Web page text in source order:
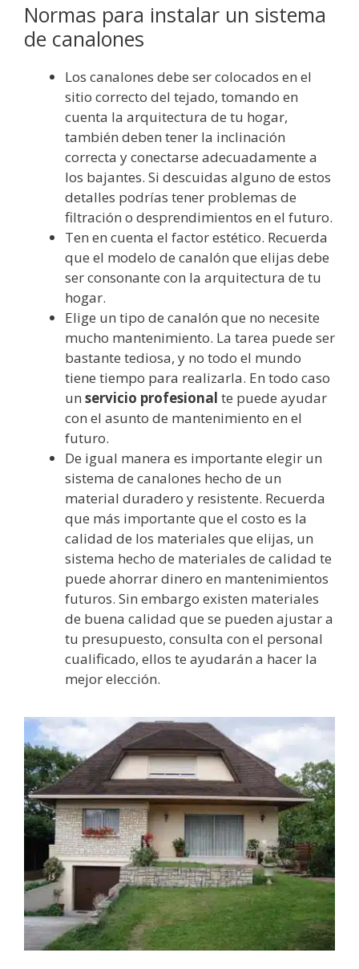
Normas para instalar un sistema
de canalones
Los canalones debe ser colocados en el
sitio correcto del tejado, tomando en
cuenta la arquitectura de tu hogar,
también deben tener la inclinación
correcta y conectarse adecuadamente a
los bajantes. Si descuidas alguno de estos
detalles podrías tener problemas de
filtración o desprendimientos en el futuro.
Ten en cuenta el factor estético. Recuerda
que el modelo de canalón que elijas debe
ser consonante con la arquitectura de tu
hogar.
Elige un tipo de canalón que no necesite
mucho mantenimiento. La tarea puede ser
bastante tediosa, y no todo el mundo
tiene tiempo para realizarla. En todo caso
un servicio profesional te puede ayudar
con el asunto de mantenimiento en el
futuro.
De igual manera es importante elegir un
sistema de canalones hecho de un
material duradero y resistente. Recuerda
que más importante que el costo es la
calidad de los materiales que elijas, un
sistema hecho de materiales de calidad te
puede ahorrar dinero en mantenimientos
futuros. Sin embargo existen materiales
de buena calidad que se pueden ajustar a
tu presupuesto, consulta con el personal
cualificado, ellos te ayudarán a hacer la
mejor elección.